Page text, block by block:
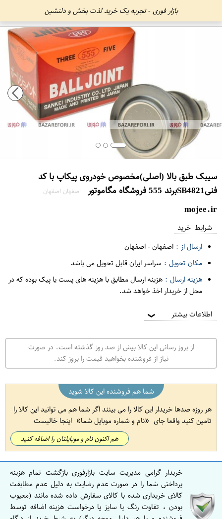
بازار فوری - تجربه یک خرید لذت بخش و دلنشین
سیبک طبق بالا (اصلی)مخصوص خودروی پیکاپ با کد
فنیSB4821برند 555 فروشگاه مگاموتور
اصفهان اصفهان
mojee.ir
شرایط خرید
ارسال از : اصفهان-اصفهان
مکان تحویل : سراسر ایران قابل تحویل می باشد
هزینه ارسال : هزینه ارسال مطابق با هزینه های پست یا پیک بوده که در
محل از خریدار اخذ خواهد شد.
اطلاعات بیشتر ❯
از بروز رسانی این کالا بیش از صد روز گذشته است. در صورت
نیاز از فروشنده بخواهید قیمت را بروز کند.
شما هم فروشنده این کالا شوید
هر روزه صدها خریدار این کالا را می بینند اگر شما هم می توانید این کالا را
تامین کنید واقعا جای
نام و شماره موبایل شما اینجا خالیست
هم اکنون نام و موبایلتان را اضافه کنید
خریدار گرامی مدیریت سایت بازارفوری بازگشت تمام هزینه
پرداختی شما را در صورت عدم رضایت به دلیل عدم مطابقت
کالای خریداری شده با کالای سفارش داده شده مانند (معیوب
بودن ، تفاوت رنگ یا سایز یا درخواست هزینه اضافه توسط